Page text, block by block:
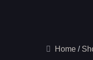
Home